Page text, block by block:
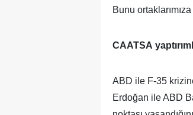
Bunu
CAATSA
ABD ile F-35
Erdoğan ile ABD